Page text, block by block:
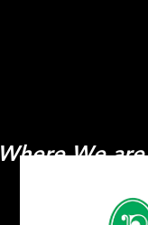
Where We